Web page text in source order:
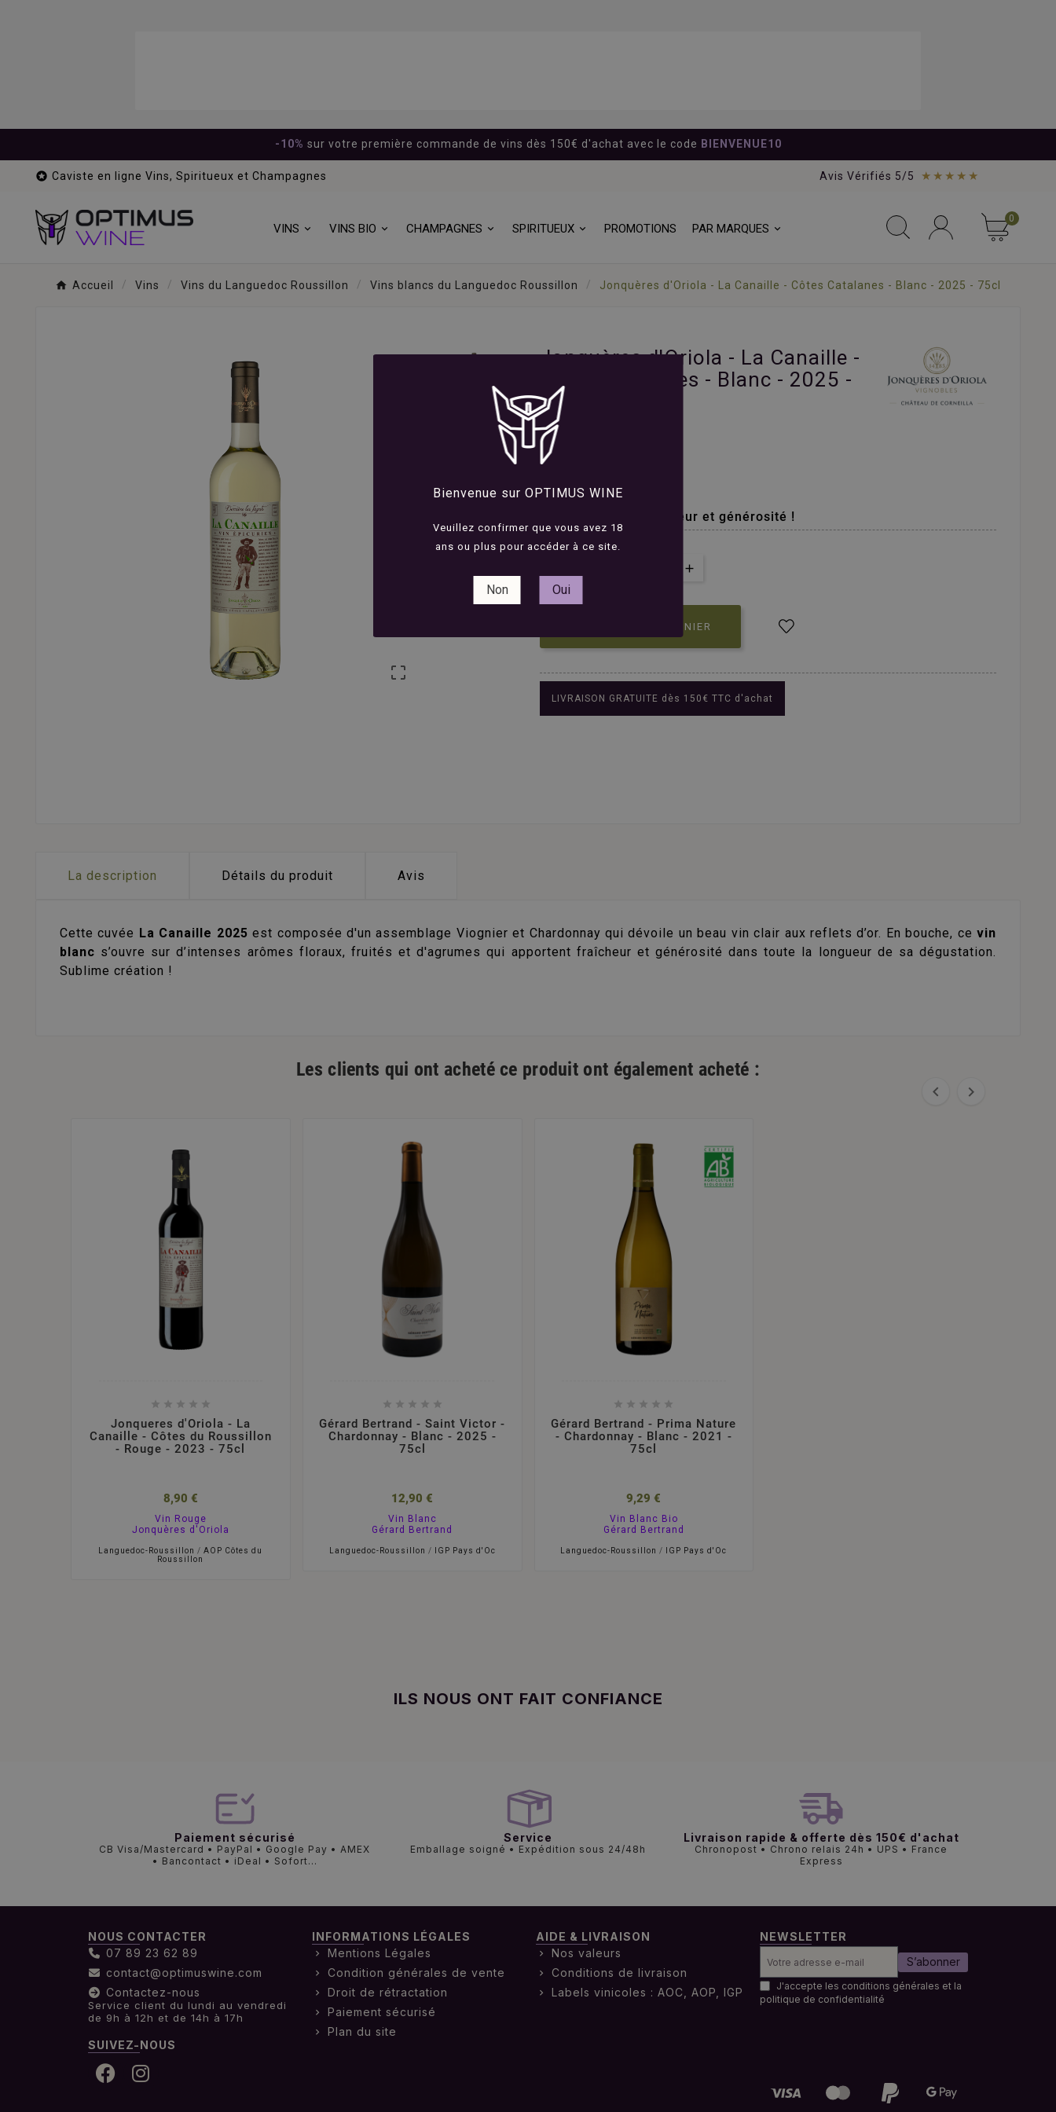
Bienvenue sur OPTIMUS WINE
Veuillez confirmer que vous avez 18
ans ou plus pour accéder à ce site.
Non Oui
-10% sur votre première commande de vins dès 150€ d'achat avec le code BIENVENUE10
 Caviste en ligne Vins, Spiritueux et Champagnes Avis Vérifiés 5/5 ★★★★★
VINS VINS BIO CHAMPAGNES SPIRITUEUX PROMOTIONS PAR MARQUES
0
Accueil Vins Vins du Languedoc Roussillon Vins blancs du Languedoc Roussillon Jonquères d'Oriola - La Canaille - Côtes Catalanes - Blanc - 2025 - 75cl

Jonquères d'Oriola - La Canaille -
Côtes Catalanes - Blanc - 2025 -
75cl

Vin vif plein de fraîcheur et générosité !
AJOUTER AU PANIER
LIVRAISON GRATUITE dès 150€ TTC d'achat
La description Détails du produit Avis
Cette cuvée La Canaille 2025 est composée d'un assemblage Viognier et Chardonnay qui dévoile un beau vin clair aux reflets d’or. En bouche, cevin
blanc s’ouvre sur d’intenses arômes floraux, fruités et d'agrumes qui apportent fraîcheur et générosité dans toute la longueur de sa dégustation.
Sublime création !
Les clients qui ont acheté ce produit ont également acheté :
 
    
Jonqueres d'Oriola - La
Canaille - Côtes du Roussillon
- Rouge - 2023 - 75cl
8,90 €
Vin Rouge
Jonquères d'Oriola
Languedoc-Roussillon /AOP Côtes du
Roussillon
    
Gérard Bertrand - Saint Victor -
Chardonnay - Blanc - 2025 -
75cl
12,90 €
Vin Blanc
Gérard Bertrand
Languedoc-Roussillon / IGP Pays d'Oc
    
Gérard Bertrand - Prima Nature
- Chardonnay - Blanc - 2021 -
75cl
9,29 €
Vin Blanc Bio
Gérard Bertrand
Languedoc-Roussillon / IGP Pays d'Oc
ILS NOUS ONT FAIT CONFIANCE
Paiement sécurisé
CB Visa/Mastercard • PayPal • Google Pay • AMEX
• Bancontact • iDeal • Sofort...
Service
Emballage soigné • Expédition sous 24/48h
Livraison rapide & offerte dès 150€ d'achat
Chronopost • Chrono relais 24h • UPS • France
Express
NOUS CONTACTER
07 89 23 62 89
contact@optimuswine.com
Contactez-nous
Service client du lundi au vendredi
de 9h à 12h et de 14h à 17h
SUIVEZ-NOUS
INFORMATIONS LÉGALES
Mentions Légales
Condition générales de vente
Droit de rétractation
Paiement sécurisé
Plan du site
AIDE & LIVRAISON
Nos valeurs
Conditions de livraison
Labels vinicoles : AOC, AOP, IGP
NEWSLETTER
S’abonner
J'accepte les conditions générales et la
politique de confidentialité